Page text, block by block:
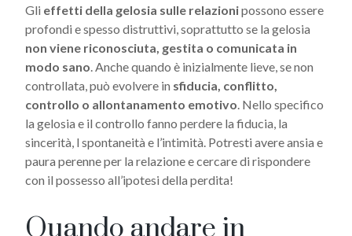
Gli effetti della gelosia sulle relazionipossono essere
profondi e spesso distruttivi, soprattutto se la gelosia
non viene riconosciuta, gestita o comunicata in
modo sano. Anche quando è inizialmente lieve, se non
controllata, può evolvere in sfiducia, conflitto,
controllo o allontanamento emotivo. Nello specifico
la gelosia e il controllo fanno perdere la fiducia, la
sincerità, l spontaneità e l’intimità. Potresti avere ansia e
paura perenne per la relazione e cercare di rispondere
con il possesso all’ipotesi della perdita!
Quando andare in